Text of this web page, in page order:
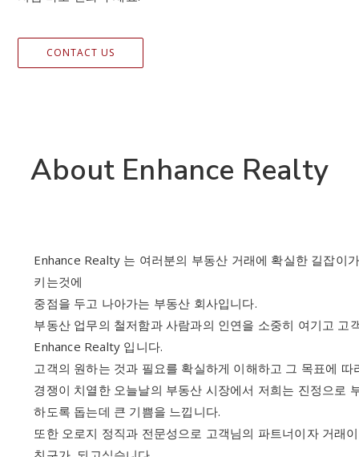
CONTACT US
About Enhance Realty
Enhance Realty 는 여러분의 부동산 거래에 확실한 길잡이
키는것에
중점을 두고 나아가는 부동산 회사입니다.
부동산 업무의 철저함과 사람과의 인연을 소중히 여기고 고
Enhance Realty 입니다.
고객의 원하는 것과 필요를 확실하게 이해하고 그 목표에
경쟁이 치열한 오늘날의 부동산 시장에서 저희는 진정으로
하도록 돕는데 큰 기쁨을 느낍니다.
또한 오로지 정직과 전문성으로 고객님의 파트너이자 거래